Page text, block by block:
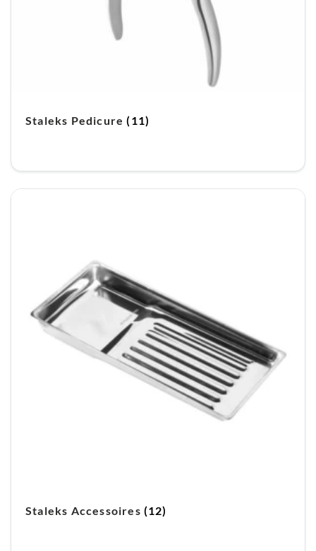
Staleks Pedicure(11)
Staleks Accessoires (12)